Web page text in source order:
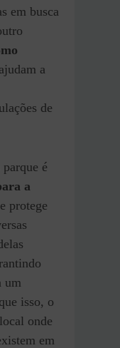
em busca
ajudam a
de
parque é
a
protege
um
isso, o
onde
em